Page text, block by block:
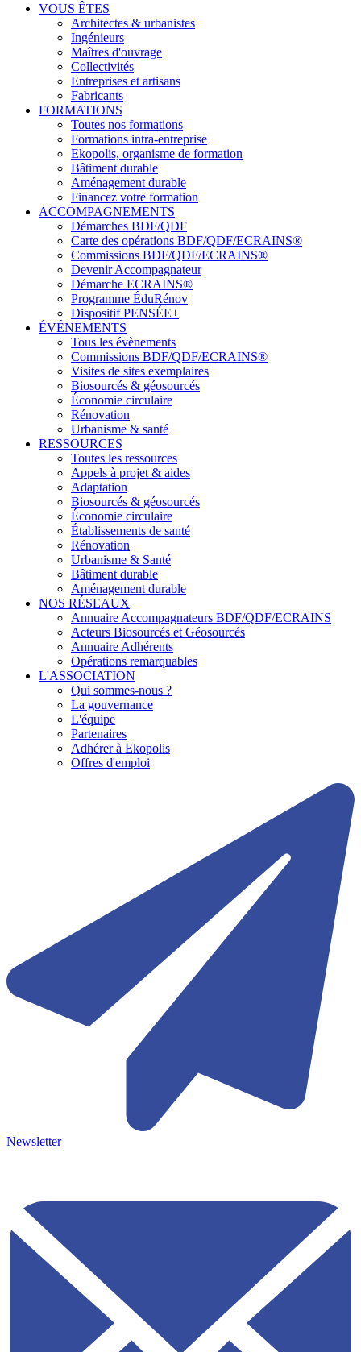
VOUS ÊTES
Architectes & urbanistes
Ingénieurs
Maîtres d'ouvrage
Collectivités
Entreprises et artisans
Fabricants
FORMATIONS
Toutes nos formations
Formations intra-entreprise
Ekopolis, organisme de formation
Bâtiment durable
Aménagement durable
Financez votre formation
ACCOMPAGNEMENTS
Démarches BDF/QDF
Carte des opérations BDF/QDF/ECRAINS®
Commissions BDF/QDF/ECRAINS®
Devenir Accompagnateur
Démarche ECRAINS®
Programme ÉduRénov
Dispositif PENSÉE+
ÉVÉNEMENTS
Tous les évènements
Commissions BDF/QDF/ECRAINS®
Visites de sites exemplaires
Biosourcés & géosourcés
Économie circulaire
Rénovation
Urbanisme & santé
RESSOURCES
Toutes les ressources
Appels à projet & aides
Adaptation
Biosourcés & géosourcés
Économie circulaire
Établissements de santé
Rénovation
Urbanisme & Santé
Bâtiment durable
Aménagement durable
NOS RÉSEAUX
Annuaire Accompagnateurs BDF/QDF/ECRAINS
Acteurs Biosourcés et Géosourcés
Annuaire Adhérents
Opérations remarquables
L'ASSOCIATION
Qui sommes-nous ?
La gouvernance
L'équipe
Partenaires
Adhérer à Ekopolis
Offres d'emploi
Newsletter